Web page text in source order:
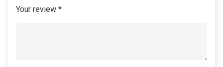
Your review *